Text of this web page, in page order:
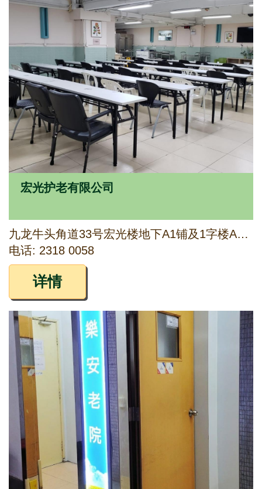
宏光护老有限公司
九龙牛头角道33号宏光楼地下A1铺及1字楼A、B、C、D、E及F室
电话: 2318 0058
详情